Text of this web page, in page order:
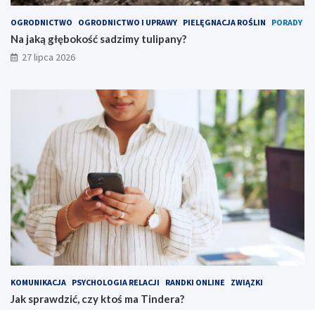
OGRODNICTWO OGRODNICTWO I UPRAWY PIELĘGNACJA ROŚLIN PORADY
Na jaką głębokość sadzimy tulipany?
27 lipca 2026
KOMUNIKACJA PSYCHOLOGIA RELACJI RANDKI ONLINE ZWIĄZKI
Jak sprawdzić, czy ktoś ma Tindera?